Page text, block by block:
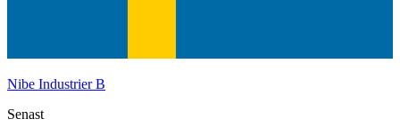
Nibe Industrier B
Senast